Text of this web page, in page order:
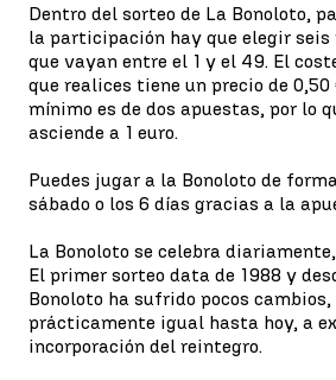
Dentro del sorteo de La Bonoloto,
la participación hay que elegir
que vayan entre el 1 y el 49. El
que realices tiene un precio de
mínimo es de dos apuestas, por lo
asciende a 1 euro.
Puedes jugar a la Bonoloto de
sábado o los 6 días gracias a la
La Bonoloto se celebra
El primer sorteo data de 1988 y
Bonoloto ha sufrido pocos
prácticamente igual hasta hoy, a
incorporación del reintegro.